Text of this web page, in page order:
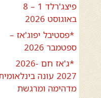
פיצג'רלד 1 – 8
באוגוסט 2026
*פסטיבל יפוג'אז –
ספטמבר 2026
*ג'אז חם 2026-
2027 עונה
מדהימה ומרגשת